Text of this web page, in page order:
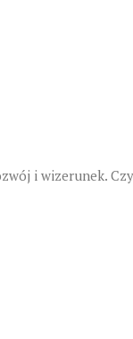
i wizerunek.